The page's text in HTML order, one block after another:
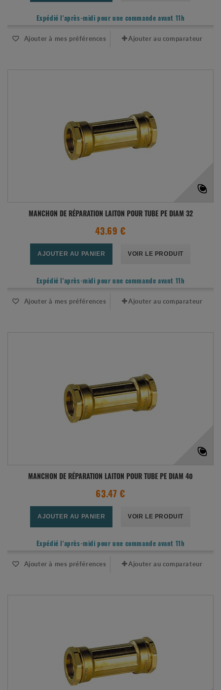
Expédié l'après-midi pour une commande avant 11h
Ajouter à mes préférences Ajouter au comparateur
MANCHON DE RÉPARATION LAITON POUR TUBE PE DIAM 32
43.69 €
AJOUTER AU PANIER VOIR LE PRODUIT
Expédié l'après-midi pour une commande avant 11h
Ajouter à mes préférences Ajouter au comparateur
MANCHON DE RÉPARATION LAITON POUR TUBE PE DIAM 40
63.47 €
AJOUTER AU PANIER VOIR LE PRODUIT
Expédié l'après-midi pour une commande avant 11h
Ajouter à mes préférences Ajouter au comparateur